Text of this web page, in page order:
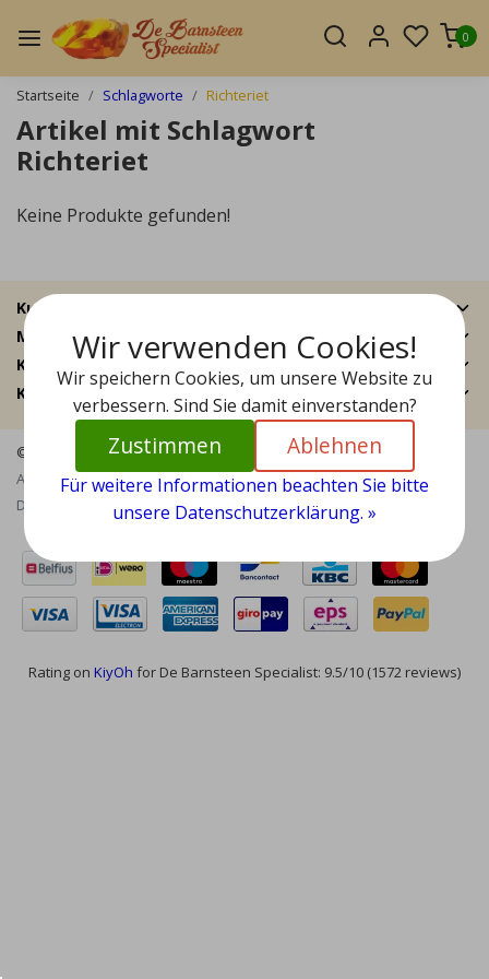
0
Startseite Schlagworte Richteriet
Artikel mit Schlagwort
Richteriet
Keine Produkte gefunden!
Kundendienst
Mein Konto
Kategorien
Kontakt
© Copyright 2026 - Bernstein Specialist | RealisatieInStijl Media
Allgemeine Geschäftsbedingungen|Haftungsausschluss|
Datenschutzrichtlinie| RSS Feed
Rating on KiyOh for De Barnsteen Specialist: 9.5/10 (1572 reviews)
Wir verwenden Cookies!
Wir speichern Cookies, um unsere Website zu
verbessern. Sind Sie damit einverstanden?
Zustimmen Ablehnen
Für weitere Informationen beachten Sie bitte
unsere Datenschutzerklärung. »